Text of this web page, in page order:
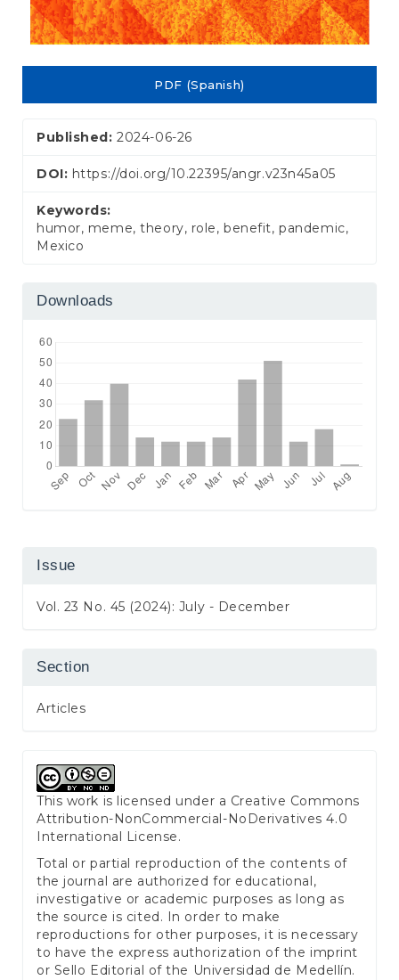
PDF (Spanish)
Published:2024-06-26
DOI: https://doi.org/10.22395/angr.v23n45a05
Keywords:
humor, meme, theory, role, benefit, pandemic,
Mexico
Downloads
Issue
Vol. 23 No. 45 (2024): July - December
Section
Articles
This work is licensed under a Creative Commons
Attribution-NonCommercial-NoDerivatives 4.0
International License.
Total or partial reproduction of the contents of
the journal are authorized for educational,
investigative or academic purposes as long as
the source is cited. In order to make
reproductions for other purposes, it is necessary
to have the express authorization of the imprint
or Sello Editorial of the Universidad de Medellín.